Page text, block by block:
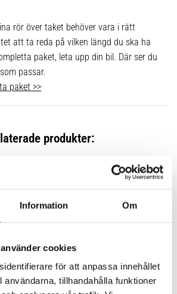
Information Om
cookies
för att anpassa innehållet
användarna, tillhandahålla funktioner
rör över taket behöver vara i rätt
att ta reda på vilken längd du ska ha
paket, leta upp din bil. Där ser du
passar.
paket >>
produkter:
4- THULE FIXPOINT EDGE 4-
Lägg